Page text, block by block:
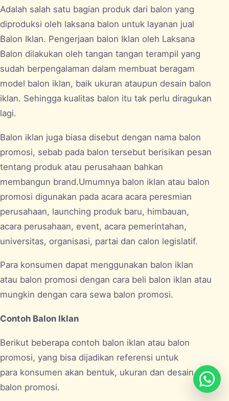
Adalah salah satu bagian produk dari balon yang
diproduksi oleh laksana balon untuk layanan jual
Balon Iklan. Pengerjaan balon Iklan oleh Laksana
Balon dilakukan oleh tangan tangan terampil yang
sudah berpengalaman dalam membuat beragam
model balon iklan, baik ukuran ataupun desain balon
iklan. Sehingga kualitas balon itu tak perlu diragukan
lagi.
Balon iklan juga biasa disebut dengan nama balon
promosi, sebab pada balon tersebut berisikan pesan
tentang produk atau perusahaan bahkan
membangun brand.Umumnya balon iklan atau balon
promosi digunakan pada acara acara peresmian
perusahaan, launching produk baru, himbauan,
acara perusahaan, event, acara pemerintahan,
universitas, organisasi, partai dan calon legislatif.
Para konsumen dapat menggunakan balon iklan
atau balon promosi dengan cara beli balon iklan atau
mungkin dengan cara sewa balon promosi.
Contoh Balon Iklan
Berikut beberapa contoh balon iklan atau balon
promosi, yang bisa dijadikan referensi untuk
para konsumen akan bentuk, ukuran dan desain
balon promosi.